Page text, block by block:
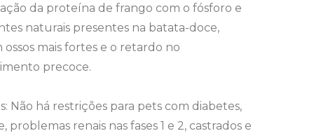
da proteína de frango com o fósforo e
naturais presentes na batata-doce,
mais fortes e o retardo no
precoce.
Não há restrições para pets com diabetes,
problemas renais nas fases 1 e 2, castrados e